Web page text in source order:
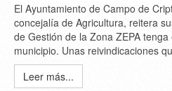
El Ayuntamiento de Campo de
concejalía de Agricultura, reitera
de Gestión de la Zona ZEPA
municipio. Unas reivindicaciones
Leer más...